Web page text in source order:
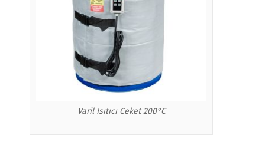
Varil Isıtıcı Ceket 200°C